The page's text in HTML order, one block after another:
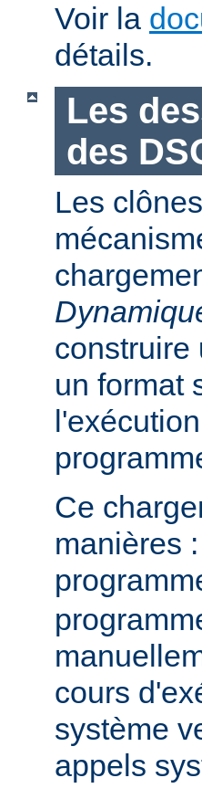
Voir la
détails.
Les
des
Les
construire
un format
Ce
manières
cours
système
appels